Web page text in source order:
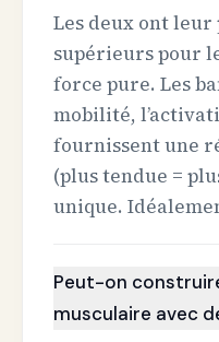
Les deux ont leur
supérieurs pour
force pure. Les
mobilité,
fournissent une
(plus tendue =
unique.
Peut-on
musculaire avec